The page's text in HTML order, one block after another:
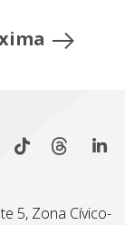
5, Zona Cívico-